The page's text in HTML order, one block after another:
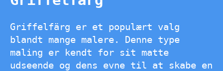
Griffelfärg er et populært valg
blandt mange malere. Denne type
maling er kendt for sit matte
udseende og dens evne til at skabe en